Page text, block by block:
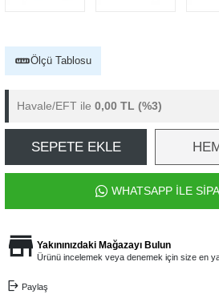
Ölçü Tablosu
Havale/EFT ile 0,00 TL (%3)
SEPETE EKLE
WHATSAPP İLE
Yakınınızdaki Mağazayı Bulun
Ürünü incelemek veya denemek için size en
Paylaş